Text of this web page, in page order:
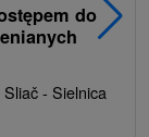
do
Sliač - Sielnica